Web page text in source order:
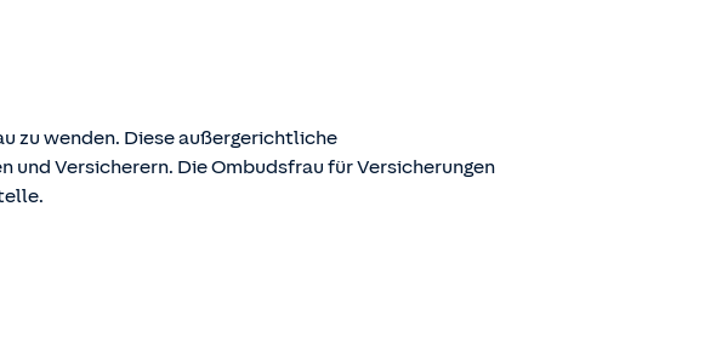
zu wenden. Diese außergerichtliche
Versicherern. Die Ombudsfrau für Versicherungen